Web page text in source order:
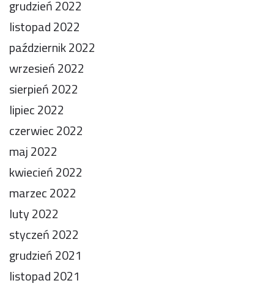
grudzień 2022
listopad 2022
październik 2022
wrzesień 2022
sierpień 2022
lipiec 2022
czerwiec 2022
maj 2022
kwiecień 2022
marzec 2022
luty 2022
styczeń 2022
grudzień 2021
listopad 2021